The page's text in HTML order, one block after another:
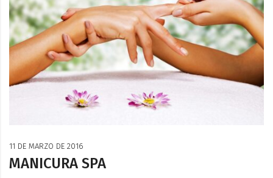
11 DE MARZO DE 2016
MANICURA SPA